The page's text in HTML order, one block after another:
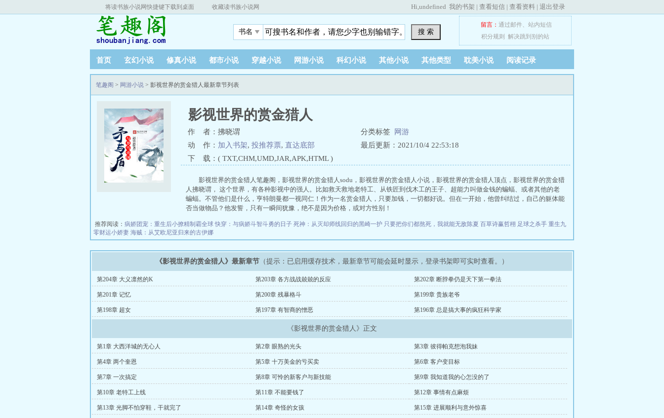
将读书族小说网快捷键下载到桌面 收藏读书族小说网 Hi,undefined 我的书架 | 查看短信 | 查看资料 | 退出登录
书名 搜 索
留言： 通过邮件、 站内短信
积分规则
解决跳到别的站
首页 玄幻小说 修真小说 都市小说 穿越小说 网游小说 科幻小说 其他小说 其他类型 耽美小说 阅读记录
笔趣阁 > 网游小说 > 影视世界的赏金猎人最新章节列表
影视世界的赏金猎人
作 者：拂晓谓 分类标签
网游
动 作： 加入书架, 投推荐票, 直达底部
最后更新：2021/10/4 22:53:18
下 载：( TXT,CHM,UMD,JAR,APK,HTML )
影视世界的赏金猎人笔趣阁，影视世界的赏金猎人sodu，影视世界的赏金猎人小说，影视世界的赏金猎人顶点，影视世界的赏金猎
人拂晓谓， 这个世界，有各种影视中的强人。比如救天救地老特工、从铁匠到伐木工的王子、超能力叫做金钱的蝙蝠、或者其他的老
蝙蝠。不管他们是什么，亨特朗曼都一视同仁！作为一名赏金猎人，只要加钱，一切都好说。但在一开始，他曾纠结过，自己的躯体能
否当做物品？他发誓，只有一瞬间犹豫，绝不是因为价格，或对方性别！
推荐阅读： 病娇团宠：重生后小撩精制霸全球 快穿：与病娇斗智斗勇的日子 死神：从灭却师线回归的黑崎一护 只要把你们都熬死，我就能无敌陈夏 百草诗赢哲栩 足球之杀手 重生九
零财运小娇妻 海贼：从艾欧尼亚归来的古伊娜
《影视世界的赏金猎人》最新章节 （提示：已启用缓存技术，最新章节可能会延时显示，登录书架即可实时查看。）
第204章 大义凛然的K 第203章 各方战战兢兢的反应 第202章 断脖拳仍是天下第一拳法
第201章 记忆 第200章 残暴格斗 第199章 贵族老爷
第198章 超女 第197章 有智商的憎恶 第196章 总是搞大事的疯狂科学家
《影视世界的赏金猎人》正文
第1章 大西洋城的无心人 第2章 眼熟的光头 第3章 彼得帕克想泡我妹
第4章 两个奎恩 第5章 十万美金的亏买卖 第6章 客户变目标
第7章 一次搞定 第8章 可怜的新客户与新技能 第9章 我知道我的心怎没的了
第10章 老特工上线 第11章 不能要钱了 第12章 事情有点麻烦
第13章 光脚不怕穿鞋，干就完了 第14章 奇怪的女孩 第15章 进展顺利与意外惊喜